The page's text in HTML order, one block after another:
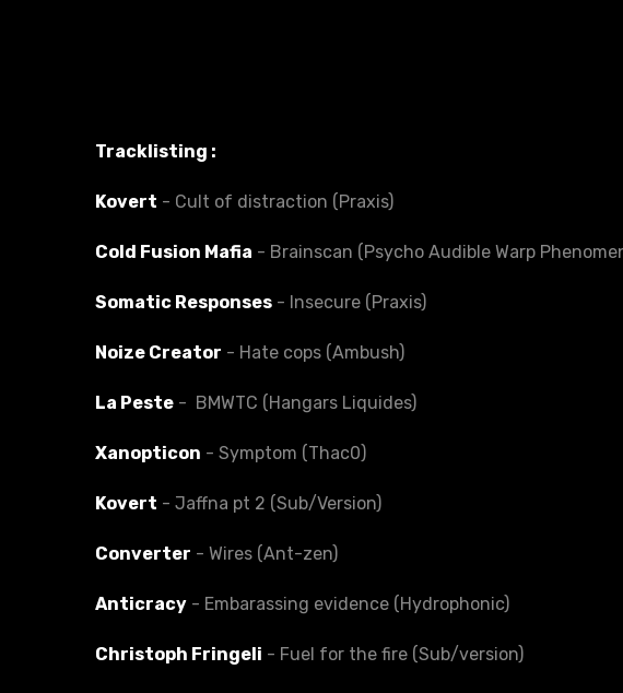
Tracklisting :
Kovert - Cult of distraction (Praxis)
Cold Fusion Mafia - Brainscan (Psycho Audible Warp
Somatic Responses - Insecure (Praxis)
Noize Creator - Hate cops (Ambush)
La Peste - BMWTC (Hangars Liquides)
Xanopticon - Symptom (Thac0)
Kovert - Jaffna pt 2 (Sub/Version)
Converter - Wires (Ant-zen)
Anticracy - Embarassing evidence (Hydrophonic)
Christoph Fringeli - Fuel for the fire (Sub/version)